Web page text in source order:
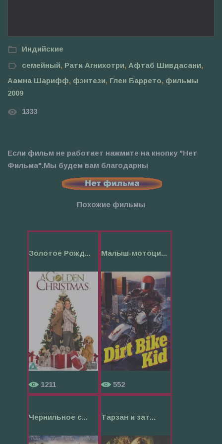
Индийские
семейный, Рати Агнихотри, Афтаб Шивдасани,
Аамна Шарифф, фэнтези, Глен Баррето, фильмы
2009
1333
Если фильм не работает нажмите на кнопку "Нет
Фильма".Мы будем вам благодарны
Похожие фильмы
Золотое Рожд...
1211
Малыш-мотоци...
552
Чернильное с... Тарзан и зат...